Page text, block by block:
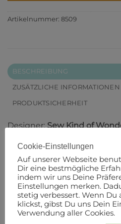
Artikelnummer: 8509
BESCHREIBUNG
ZUSÄTZLICHE INFORMATIONEN
PRODUKTSICHERHEIT
Designer:Sew Kind of
Anleitung in englischer
Originalbeschreibung:
The Attic Windows quilt
numerous stained glass
teaching travels across
Cookie-Einstellungen
Auf unserer Webseite
Dir eine bestmögliche
indem wir uns Deine
Einstellungen merken.
stetig verbessert. Wenn Du
klickst, gibst Du uns Dein
Verwendung aller Cookies.